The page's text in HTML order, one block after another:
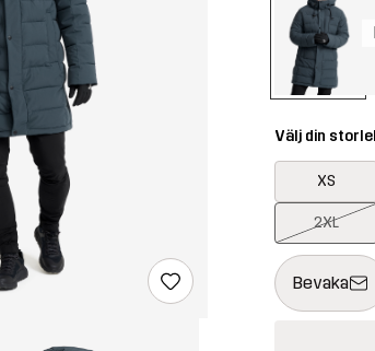
Välj din
XS
2XL
Bevaka
Denna
{{size}} inte